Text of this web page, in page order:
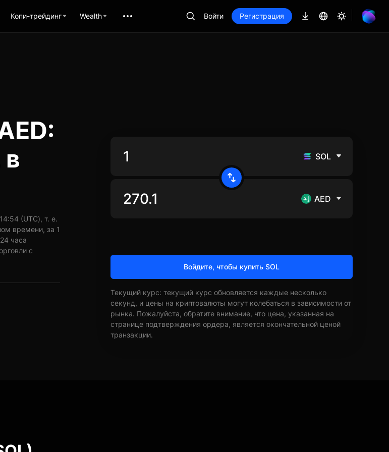
Копи-трейдинг Wealth Войти Регистрация
(UTC), т. е.
времени, за 1
часа
с
SOL
AED
Войдите, чтобы купить SOL
Текущий курс: текущий курс обновляется каждые несколько
секунд, и цены на криптовалюты могут колебаться в зависимости от
рынка. Пожалуйста, обратите внимание, что цена, указанная на
странице подтверждения ордера, является окончательной ценой
транзакции.